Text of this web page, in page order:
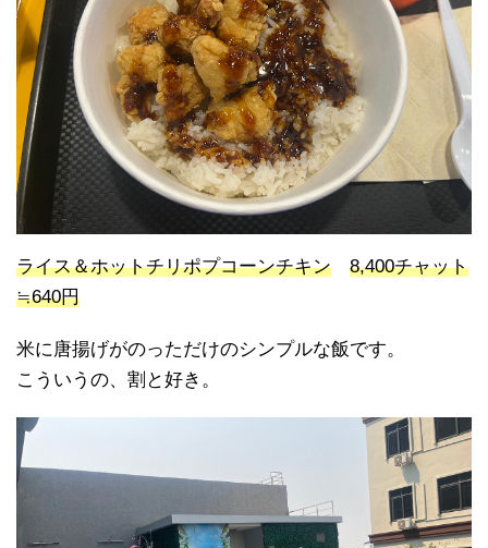
ライス＆ホットチリポプコーンチキン
8,400チャット
≒640円
米に唐揚げがのっただけのシンプルな飯です。
こういうの、割と好き。